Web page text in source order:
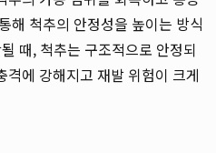
해 척추의 안정성을 높이는 방식
때, 척추는 구조적으로 안정되
에 강해지고 재발 위험이 크게